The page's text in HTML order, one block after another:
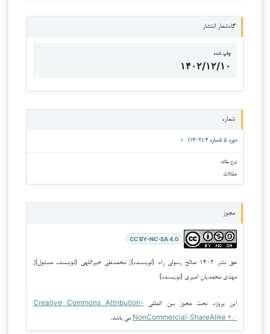
گاه‌شمار انتشار
چاپ شده
۱۴۰۲/۱۲/۱۰
شماره
دوره ۵ شماره ۴ (۱۴۰۲)
نوع مقاله
مقالات
مجوز
CC BY-NC-SA 4.0
حق نشر ۱۴۰۲ صالح رسولی راد (نویسنده); محمدعلی خیراللهی (نویسنده مسئول);
مهدی محمدیان امیری (نویسنده)
این پروژه تحت مجوز بین المللی Creative Commons Attribution-
NonCommercial-ShareAlike ۴.۰ می باشد.